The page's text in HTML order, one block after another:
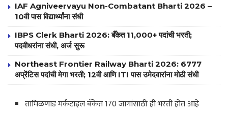
IAF Agniveervayu Non-Combatant Bharti 2026 –
10वी पास विद्यार्थ्यांना संधी
IBPS Clerk Bharti 2026: बँकेत 11,000+ पदांची भरती;
पदवीधरांना संधी, अर्ज सुरू
Northeast Frontier Railway Bharti 2026: 6777
अप्रेंटिस पदांची मेगा भरती; 12वी आणि ITI पास उमेदवारांना मोठी संधी
तामिळणाड मर्कटाइल बँकेत 170 जागांसाठी ही भरती होत आहे